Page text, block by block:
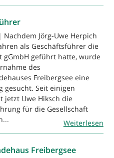
Nachdem Jörg-Uwe Herpich
als Geschäftsführer die
gGmbH geführt hatte, wurde
des
Freibergsee eine
gesucht. Seit einigen
jetzt Uwe Hiksch die
für die Gesellschaft
Weiterlesen
Freibergsee